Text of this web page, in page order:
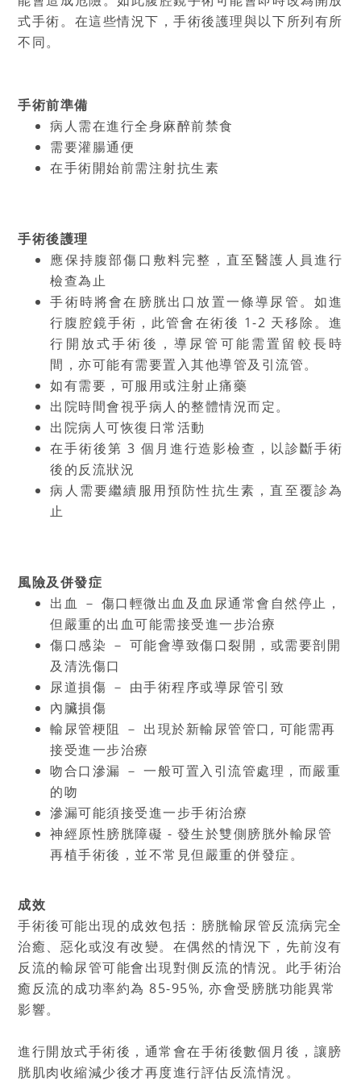
式手術。在這些情況下，手術後護理與以下所列有所
不同。
手術前準備
病人需在進行全身麻醉前禁食
需要灌腸通便
在手術開始前需注射抗生素
手術後護理
應保持腹部傷口敷料完整，直至醫護人員進行
檢查為止
手術時將會在膀胱出口放置一條導尿管。如進
行腹腔鏡手術，此管會在術後 1-2 天移除。進
行開放式手術後，導尿管可能需置留較長時
間，亦可能有需要置入其他導管及引流管。
如有需要，可服用或注射止痛藥
出院時間會視乎病人的整體情況而定。
出院病人可恢復日常活動
在手術後第 3 個月進行造影檢查，以診斷手術
後的反流狀況
病人需要繼續服用預防性抗生素，直至覆診為
止
風險及併發症
出血 － 傷口輕微出血及血尿通常會自然停止，
但嚴重的出血可能需接受進一步治療
傷口感染 － 可能會導致傷口裂開，或需要剖開
及清洗傷口
尿道損傷 － 由手術程序或導尿管引致
內臟損傷
輸尿管梗阻 － 出現於新輸尿管管口, 可能需再
接受進一步治療
吻合口滲漏 － 一般可置入引流管處理，而嚴重
的吻
滲漏可能須接受進一步手術治療
神經原性膀胱障礙 - 發生於雙側膀胱外輸尿管
再植手術後，並不常見但嚴重的併發症。
成效
手術後可能出現的成效包括：膀胱輸尿管反流病完全
治癒、惡化或沒有改變。在偶然的情況下，先前沒有
反流的輸尿管可能會出現對側反流的情況。此手術治
癒反流的成功率約為 85-95%, 亦會受膀胱功能異常
影響。
進行開放式手術後，通常會在手術後數個月後，讓膀
胱肌肉收縮減少後才再度進行評估反流情況。